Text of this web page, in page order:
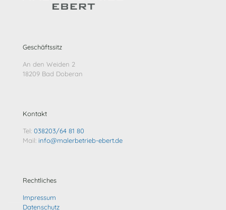
Geschäftssitz
An den Weiden 2
18209 Bad Doberan
Kontakt
Tel: 038203/64 81 80
Mail: info@malerbetrieb-ebert.de
Rechtliches
Impressum
Datenschutz